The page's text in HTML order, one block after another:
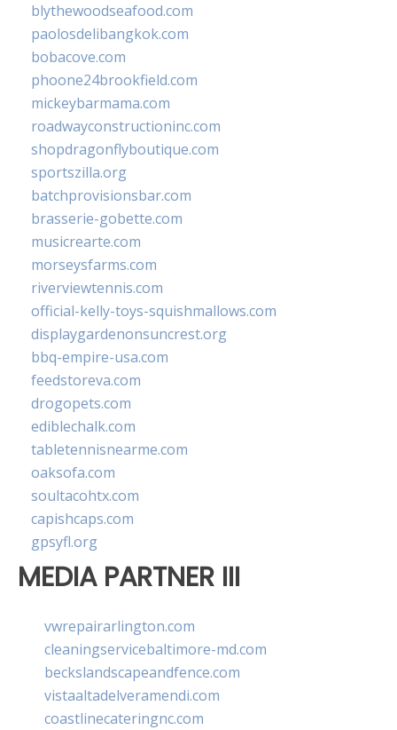
blythewoodseafood.com
paolosdelibangkok.com
bobacove.com
phoone24brookfield.com
mickeybarmama.com
roadwayconstructioninc.com
shopdragonflyboutique.com
sportszilla.org
batchprovisionsbar.com
brasserie-gobette.com
musicrearte.com
morseysfarms.com
riverviewtennis.com
official-kelly-toys-squishmallows.com
displaygardenonsuncrest.org
bbq-empire-usa.com
feedstoreva.com
drogopets.com
ediblechalk.com
tabletennisnearme.com
oaksofa.com
soultacohtx.com
capishcaps.com
gpsyfl.org
MEDIA PARTNER III
vwrepairarlington.com
cleaningservicebaltimore-md.com
beckslandscapeandfence.com
vistaaltadelveramendi.com
coastlinecateringnc.com